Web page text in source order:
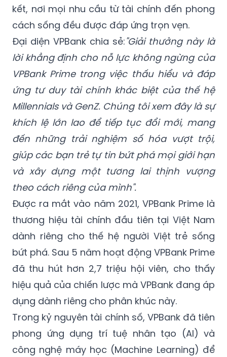
kết, nơi mọi nhu cầu từ tài chính đến phong
cách sống đều được đáp ứng trọn vẹn.
Đại diện VPBank chia sẻ:"Giải thưởng này là
lời khẳng định cho nỗ lực không ngừng của
VPBank Prime trong việc thấu hiểu và đáp
ứng tư duy tài chính khác biệt của thế hệ
Millennials và GenZ. Chúng tôi xem đây là sự
khích lệ lớn lao để tiếp tục đổi mới, mang
đến những trải nghiệm số hóa vượt trội,
giúp các bạn trẻ tự tin bứt phá mọi giới hạn
và xây dựng một tương lai thịnh vượng
theo cách riêng của mình".
Được ra mắt vào năm 2021, VPBank Prime là
thương hiệu tài chính đầu tiên tại Việt Nam
dành riêng cho thế hệ người Việt trẻ sống
bứt phá. Sau 5 năm hoạt động VPBank Prime
đã thu hút hơn 2,7 triệu hội viên, cho thấy
hiệu quả của chiến lược mà VPBank đang áp
dụng dành riêng cho phân khúc này.
Trong kỷ nguyên tài chính số, VPBank đã tiên
phong ứng dụng trí tuệ nhân tạo (AI) và
công nghệ máy học (Machine Learning) để